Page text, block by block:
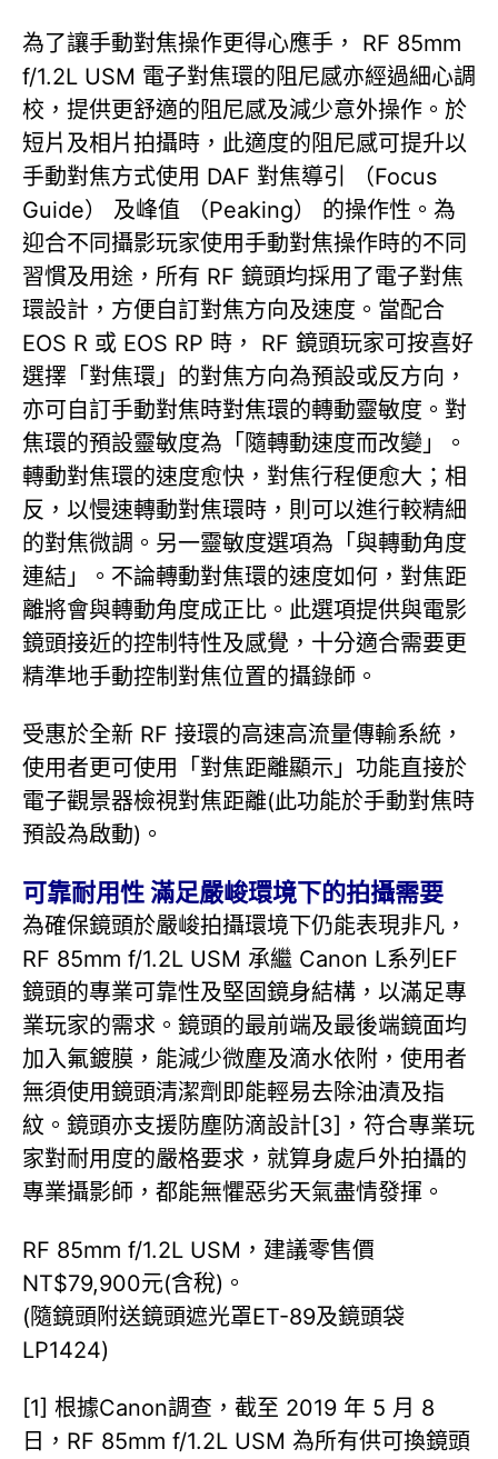
為了讓手動對焦操作更得心應手， RF 85mm
f/1.2L USM 電子對焦環的阻尼感亦經過細心調
校，提供更舒適的阻尼感及減少意外操作。於
短片及相片拍攝時，此適度的阻尼感可提升以
手動對焦方式使用 DAF 對焦導引 （Focus
Guide） 及峰值 （Peaking） 的操作性。為
迎合不同攝影玩家使用手動對焦操作時的不同
習慣及用途，所有 RF 鏡頭均採用了電子對焦
環設計，方便自訂對焦方向及速度。當配合
EOS R 或 EOS RP 時， RF 鏡頭玩家可按喜好
選擇「對焦環」的對焦方向為預設或反方向，
亦可自訂手動對焦時對焦環的轉動靈敏度。對
焦環的預設靈敏度為「隨轉動速度而改變」。
轉動對焦環的速度愈快，對焦行程便愈大；相
反，以慢速轉動對焦環時，則可以進行較精細
的對焦微調。另一靈敏度選項為「與轉動角度
連結」。不論轉動對焦環的速度如何，對焦距
離將會與轉動角度成正比。此選項提供與電影
鏡頭接近的控制特性及感覺，十分適合需要更
精準地手動控制對焦位置的攝錄師。
受惠於全新 RF 接環的高速高流量傳輸系統，
使用者更可使用「對焦距離顯示」功能直接於
電子觀景器檢視對焦距離(此功能於手動對焦時
預設為啟動)。
可靠耐用性 滿足嚴峻環境下的拍攝需要
為確保鏡頭於嚴峻拍攝環境下仍能表現非凡，
RF 85mm f/1.2L USM 承繼 Canon L系列EF
鏡頭的專業可靠性及堅固鏡身結構，以滿足專
業玩家的需求。鏡頭的最前端及最後端鏡面均
加入氟鍍膜，能減少微塵及滴水依附，使用者
無須使用鏡頭清潔劑即能輕易去除油漬及指
紋。鏡頭亦支援防塵防滴設計[3]，符合專業玩
家對耐用度的嚴格要求，就算身處戶外拍攝的
專業攝影師，都能無懼惡劣天氣盡情發揮。
RF 85mm f/1.2L USM，建議零售價
NT$79,900元(含稅)。
(隨鏡頭附送鏡頭遮光罩ET-89及鏡頭袋
LP1424)
[1] 根據Canon調查，截至 2019 年 5 月 8
日，RF 85mm f/1.2L USM 為所有供可換鏡頭